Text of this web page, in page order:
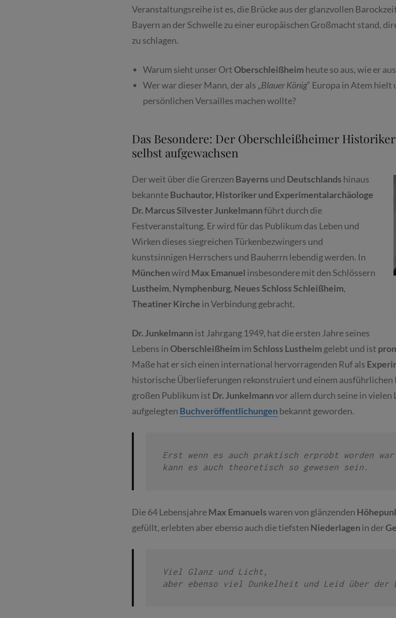
Veranstaltungsreihe ist es, die Brücke aus der glanzvollen
Bayern an der Schwelle zu einer europäischen Großmacht stand,
zu schlagen.
Warum sieht unser OrtOberschleißheim heute so aus, wie er
Wer war dieser Mann, der als „Blauer König“ Europa in Atem hielt
persönlichen Versailles machen wollte?
Das Besondere: Der Oberschleißheimer
selbst aufgewachsen
Der weit über die Grenzen Bayerns und Deutschlands hinaus
bekannteBuchautor, Historiker und Experimentalarchäologe
Dr. Marcus Silvester Junkelmannführt durch die
Festveranstaltung. Er wird für das Publikum das Leben und
Wirken dieses siegreichen Türkenbezwingers und
kunstsinnigen Herrschers und Bauherrn lebendig werden. In
Münchenwird Max Emanuel insbesondere mit den Schlössern
Lustheim, Nymphenburg, Neues Schloss Schleißheim,
Theatiner Kirche in Verbindung gebracht.
Dr. Junkelmann ist Jahrgang 1949, hat die ersten Jahre seines
Lebens inOberschleißheim imSchloss Lustheim gelebt und ist
Maße hat er sich einen international hervorragenden Ruf als
historische Überlieferungen rekonstruiert und einem ausführlichen
großen Publikum ist Dr. Junkelmannvor allem durch seine in vielen
aufgelegten Buchveröffentlichungen bekannt geworden.
Erst wenn es auch praktisch erprobt worden
kann es auch theoretisch so gewesen sein.
Die 64 LebensjahreMax Emanuelswaren von glänzenden
gefüllt, erlebten aber ebenso auch die tiefsten Niederlagen in der
Viel Glanz und Licht,
aber ebenso viel Dunkelheit und Leid über der